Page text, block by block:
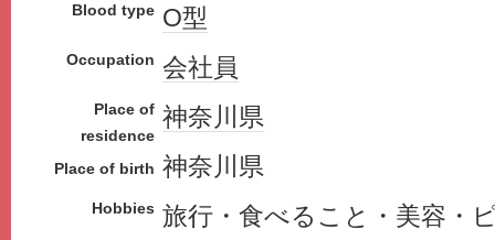
Blood type O型
Occupation 会社員
Place of
residence
神奈川県
Place of birth 神奈川県
Hobbies 旅行・食べること・美容・